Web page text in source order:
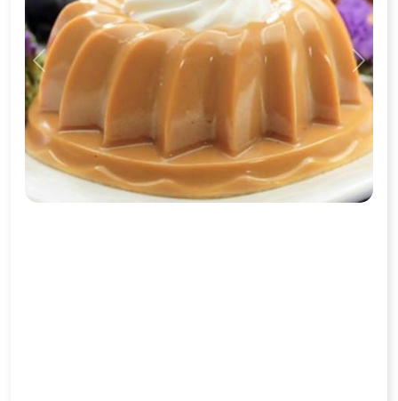
Previous Next